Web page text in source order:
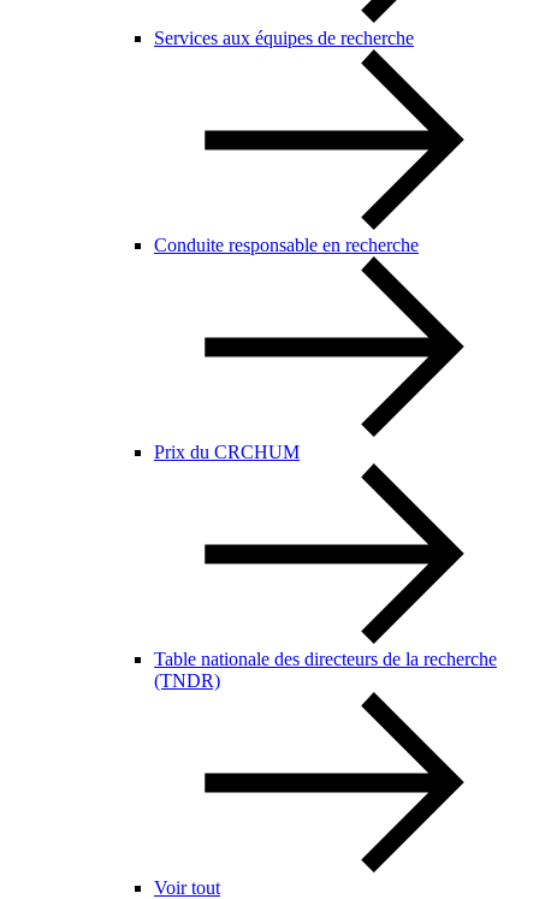
Services aux équipes de recherche
Conduite responsable en recherche
Prix du CRCHUM
Table nationale des directeurs de la recherche
(TNDR)
Voir tout